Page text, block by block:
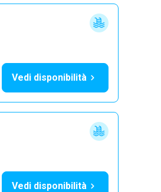
Vedi disponibilità
Vedi disponibilità